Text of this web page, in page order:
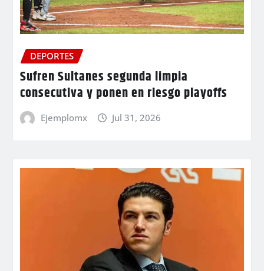
DEPORTES
Sufren Sultanes segunda limpia
consecutiva y ponen en riesgo playoffs
Ejemplomx Jul 31, 2026